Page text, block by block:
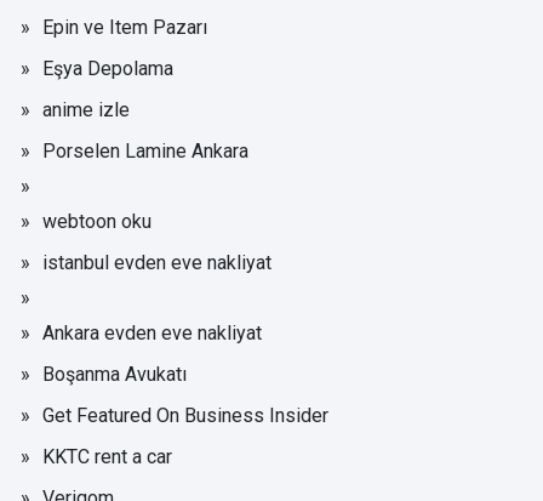
Epin ve Item Pazarı
Eşya Depolama
anime izle
Porselen Lamine Ankara
webtoon oku
istanbul evden eve nakliyat
Ankara evden eve nakliyat
Boşanma Avukatı
Get Featured On Business Insider
KKTC rent a car